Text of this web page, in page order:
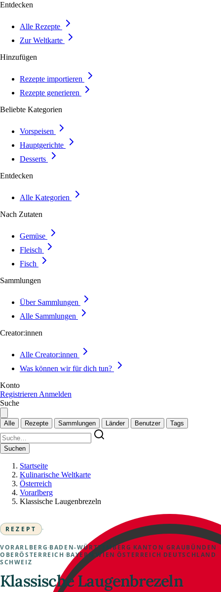
Entdecken
Alle Rezepte
Zur Weltkarte
Hinzufügen
Rezepte importieren
Rezepte generieren
Beliebte Kategorien
Vorspeisen
Hauptgerichte
Desserts
Entdecken
Alle Kategorien
Nach Zutaten
Gemüse
Fleisch
Fisch
Sammlungen
Über Sammlungen
Alle Sammlungen
Creator:innen
Alle Creator:innen
Was können wir für dich tun?
Konto
Registrieren Anmelden
Suche
Alle Rezepte Sammlungen Länder Benutzer Tags
Suchen
Startseite
Kulinarische Weltkarte
Österreich
Vorarlberg
Klassische Laugenbrezeln
REZEPT ·
VORARLBERG ·BADEN-WÜRTTEMBERG ·KANTON GRAUBÜNDEN ·
OBERÖSTERREICH ·BAYERN ·WIEN ·ÖSTERREICH ·DEUTSCHLAND ·
SCHWEIZ
Klassische Laugenbrezeln